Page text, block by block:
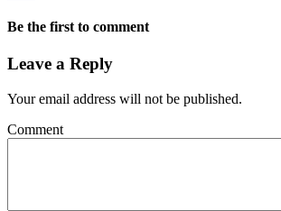
Be the first to comment
Leave a Reply
Your email address will not be published.
Comment